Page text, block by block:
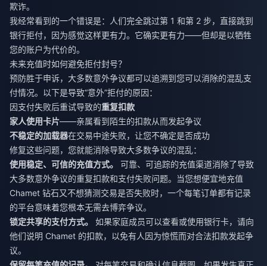
欺诈。
我经常看到的一个错误是：人们完全跳过第 1 和第 2 步，直接跳到
银行拒付，因为感觉这样更有力。它确实更有力——但却是以牺牲
您的账户为代价的。
未来充值时如何避免拒付封号？
预防胜于申诉，大多数意外争议都可以追溯到您可以消除的混乱支
付情况。以下是导致“意外”拒付的原因：
因支付失败后重试导致的重复扣款
家人使用卡片——亲属看到陌生的扣款从而发起争议
不稳定的加载器在交易中途失败，让您不确定是否成功
修复这些问题，您就能消除导致大多数争议的混乱：
使用稳定、可信的充值方式。
可靠、可追踪的充值渠道消除了导致
大多数意外争议的重复扣款和支付失败问题。当您想便宜地充值
Chamet 钻石又不想猜测交易是否失败时，一个每笔订单都有记录
的平台意味着您根本无需去博弈争议。
锁定共享的支付方式。
如果家庭成员可以查看或使用银行卡，请向
他们说明 Chamet 的扣款，以免有人因为惊慌而对合法扣款发起争
议。